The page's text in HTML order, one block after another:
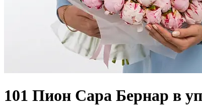
101 Пион Сара Бернар в